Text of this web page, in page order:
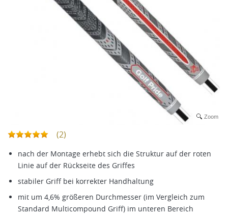
Zoom
(2)
nach der Montage erhebt sich die Struktur auf der roten
Linie auf der Rückseite des Griffes
stabiler Griff bei korrekter Handhaltung
mit um 4,6% größeren Durchmesser (im Vergleich zum
Standard Multicompound Griff) im unteren Bereich